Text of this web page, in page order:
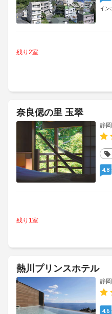
イン
残り2室
奈良偲の里 玉翠
静
4.8
残り1室
熱川プリンスホテル
静
4.6